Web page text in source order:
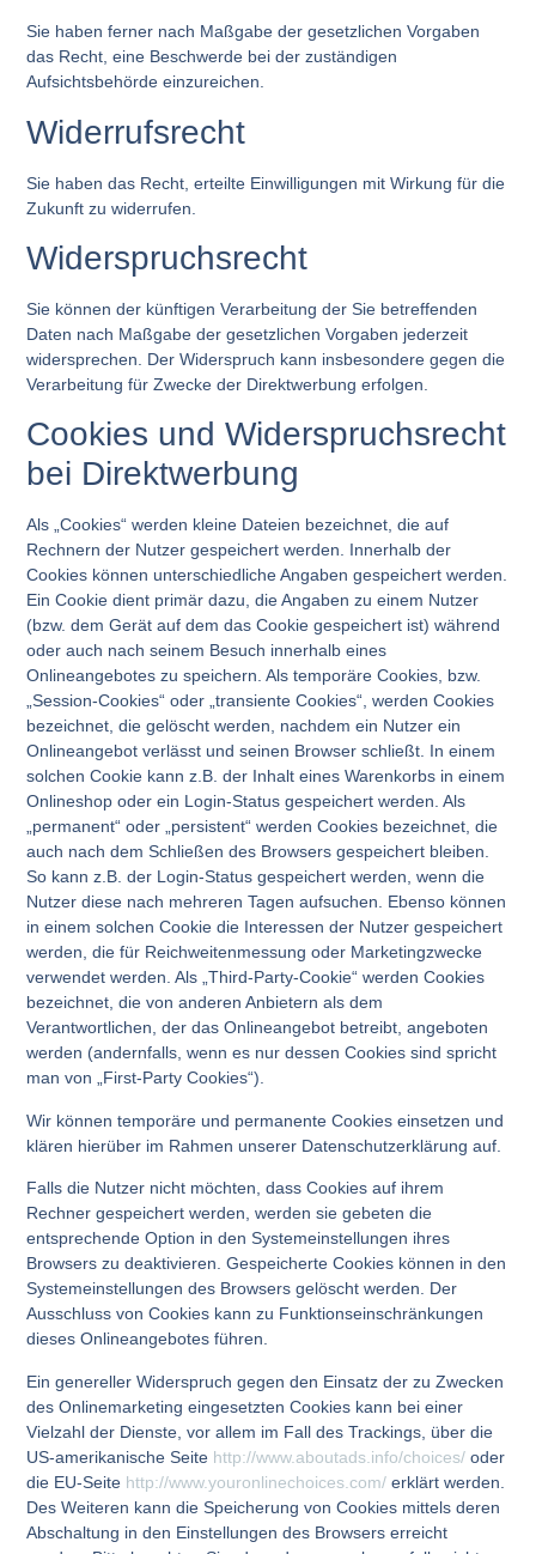
Sie haben ferner nach Maßgabe der gesetzlichen Vorgaben
das Recht, eine Beschwerde bei der zuständigen
Aufsichtsbehörde einzureichen.
Widerrufsrecht
Sie haben das Recht, erteilte Einwilligungen mit Wirkung für die
Zukunft zu widerrufen.
Widerspruchsrecht
Sie können der künftigen Verarbeitung der Sie betreffenden
Daten nach Maßgabe der gesetzlichen Vorgaben jederzeit
widersprechen. Der Widerspruch kann insbesondere gegen die
Verarbeitung für Zwecke der Direktwerbung erfolgen.
Cookies und Widerspruchsrecht
bei Direktwerbung
Als „Cookies“ werden kleine Dateien bezeichnet, die auf
Rechnern der Nutzer gespeichert werden. Innerhalb der
Cookies können unterschiedliche Angaben gespeichert werden.
Ein Cookie dient primär dazu, die Angaben zu einem Nutzer
(bzw. dem Gerät auf dem das Cookie gespeichert ist) während
oder auch nach seinem Besuch innerhalb eines
Onlineangebotes zu speichern. Als temporäre Cookies, bzw.
„Session-Cookies“ oder „transiente Cookies“, werden Cookies
bezeichnet, die gelöscht werden, nachdem ein Nutzer ein
Onlineangebot verlässt und seinen Browser schließt. In einem
solchen Cookie kann z.B. der Inhalt eines Warenkorbs in einem
Onlineshop oder ein Login-Status gespeichert werden. Als
„permanent“ oder „persistent“ werden Cookies bezeichnet, die
auch nach dem Schließen des Browsers gespeichert bleiben.
So kann z.B. der Login-Status gespeichert werden, wenn die
Nutzer diese nach mehreren Tagen aufsuchen. Ebenso können
in einem solchen Cookie die Interessen der Nutzer gespeichert
werden, die für Reichweitenmessung oder Marketingzwecke
verwendet werden. Als „Third-Party-Cookie“ werden Cookies
bezeichnet, die von anderen Anbietern als dem
Verantwortlichen, der das Onlineangebot betreibt, angeboten
werden (andernfalls, wenn es nur dessen Cookies sind spricht
man von „First-Party Cookies“).
Wir können temporäre und permanente Cookies einsetzen und
klären hierüber im Rahmen unserer Datenschutzerklärung auf.
Falls die Nutzer nicht möchten, dass Cookies auf ihrem
Rechner gespeichert werden, werden sie gebeten die
entsprechende Option in den Systemeinstellungen ihres
Browsers zu deaktivieren. Gespeicherte Cookies können in den
Systemeinstellungen des Browsers gelöscht werden. Der
Ausschluss von Cookies kann zu Funktionseinschränkungen
dieses Onlineangebotes führen.
Ein genereller Widerspruch gegen den Einsatz der zu Zwecken
des Onlinemarketing eingesetzten Cookies kann bei einer
Vielzahl der Dienste, vor allem im Fall des Trackings, über die
US-amerikanische Seite http://www.aboutads.info/choices/ oder
die EU-Seite http://www.youronlinechoices.com/ erklärt werden.
Des Weiteren kann die Speicherung von Cookies mittels deren
Abschaltung in den Einstellungen des Browsers erreicht